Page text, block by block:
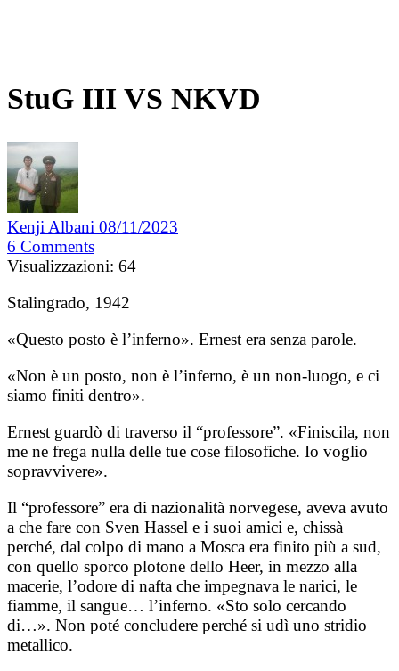
StuG III VS NKVD
Kenji Albani 08/11/2023
6 Comments
Visualizzazioni: 64
Stalingrado, 1942
«Questo posto è l’inferno». Ernest era senza parole.
«Non è un posto, non è l’inferno, è un non-luogo, e ci
siamo finiti dentro».
Ernest guardò di traverso il “professore”. «Finiscila, non
me ne frega nulla delle tue cose filosofiche. Io voglio
sopravvivere».
Il “professore” era di nazionalità norvegese, aveva avuto
a che fare con Sven Hassel e i suoi amici e, chissà
perché, dal colpo di mano a Mosca era finito più a sud,
con quello sporco plotone dello Heer, in mezzo alla
macerie, l’odore di nafta che impegnava le narici, le
fiamme, il sangue… l’inferno. «Sto solo cercando
di…». Non poté concludere perché si udì uno stridio
metallico.